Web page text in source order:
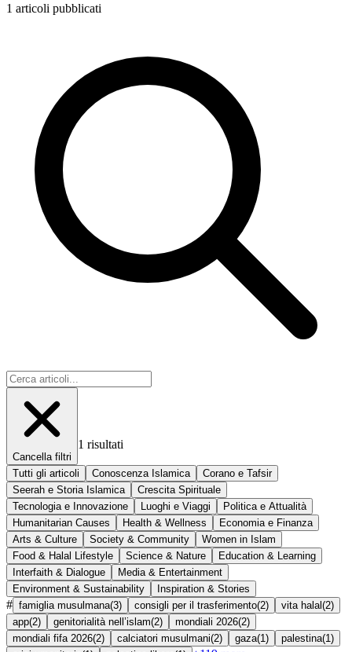
1 articoli pubblicati
Cancella filtri
1 risultati
Tutti gli articoli Conoscenza Islamica
Corano e Tafsir
Seerah e Storia Islamica
Crescita Spirituale
Tecnologia e Innovazione
Luoghi e Viaggi
Politica e Attualità
Humanitarian Causes
Health & Wellness
Economia e Finanza
Arts & Culture
Society & Community
Women in Islam
Food & Halal Lifestyle
Science & Nature
Education & Learning
Interfaith & Dialogue
Media & Entertainment
Environment & Sustainability
Inspiration & Stories
# famiglia musulmana(3) consigli per il trasferimento(2) vita halal (2)
app(2) genitorialità nell’islam(2) mondiali 2026(2)
mondiali fifa 2026(2) calciatori musulmani(2) gaza(1 ) palestina(1 )